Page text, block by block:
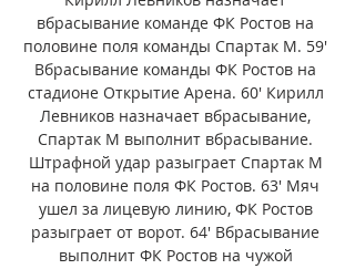
вбрасывание команде ФК Ростов на
половине поля команды Спартак М. 59'
Вбрасывание команды ФК Ростов на
стадионе Открытие Арена. 60' Кирилл
Левников назначает вбрасывание,
Спартак М выполнит вбрасывание.
Штрафной удар разыграет Спартак М
на половине поля ФК Ростов. 63' Мяч
ушел за лицевую линию, ФК Ростов
разыграет от ворот. 64' Вбрасывание
выполнит ФК Ростов на чужой